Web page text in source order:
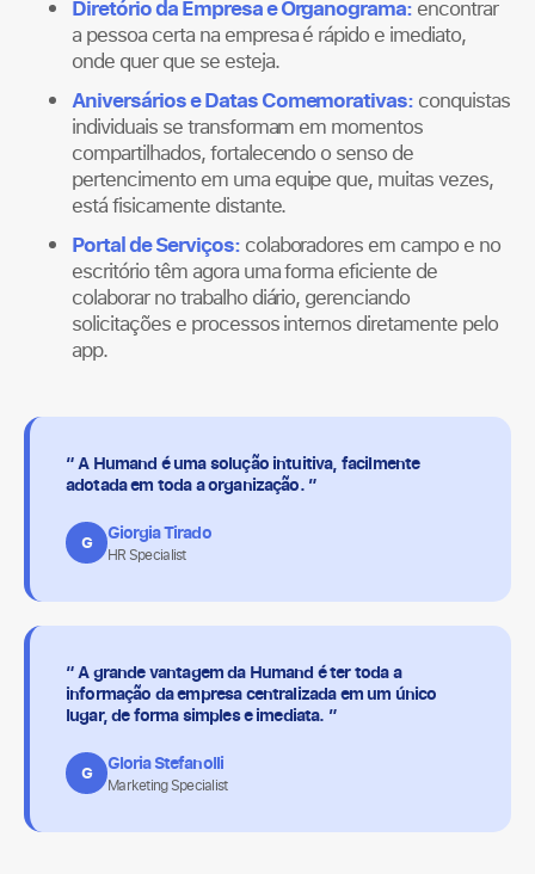
Diretório da Empresa e Organograma: encontrar
a pessoa certa na empresa é rápido e imediato,
onde quer que se esteja.
Aniversários e Datas Comemorativas: conquistas
individuais se transformam em momentos
compartilhados, fortalecendo o senso de
pertencimento em uma equipe que, muitas vezes,
está fisicamente distante.
Portal de Serviços:colaboradores em campo e no
escritório têm agora uma forma eficiente de
colaborar no trabalho diário, gerenciando
solicitações e processos internos diretamente pelo
app.
“ A Humand é uma solução intuitiva, facilmente
adotada em toda a organização. ”
G Giorgia Tirado
HR Specialist
“ A grande vantagem da Humand é ter toda a
informação da empresa centralizada em um único
lugar, de forma simples e imediata. ”
G Gloria Stefanolli
Marketing Specialist